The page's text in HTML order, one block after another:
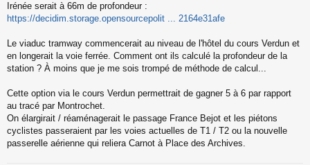
Irénée serait à 66m de profondeur :
https://decidim.storage.opensourcepolit ... 2164e31afe
Le viaduc tramway commencerait au niveau de l'hôtel du cours Verdun et
en longerait la voie ferrée. Comment ont ils calculé la profondeur de la
station ? À moins que je me sois trompé de méthode de calcul...
Cette option via le cours Verdun permettrait de gagner 5 à 6 par rapport
au tracé par Montrochet.
On élargirait / réaménagerait le passage France Bejot et les piétons
cyclistes passeraient par les voies actuelles de T1 / T2 ou la nouvelle
passerelle aérienne qui reliera Carnot à Place des Archives.